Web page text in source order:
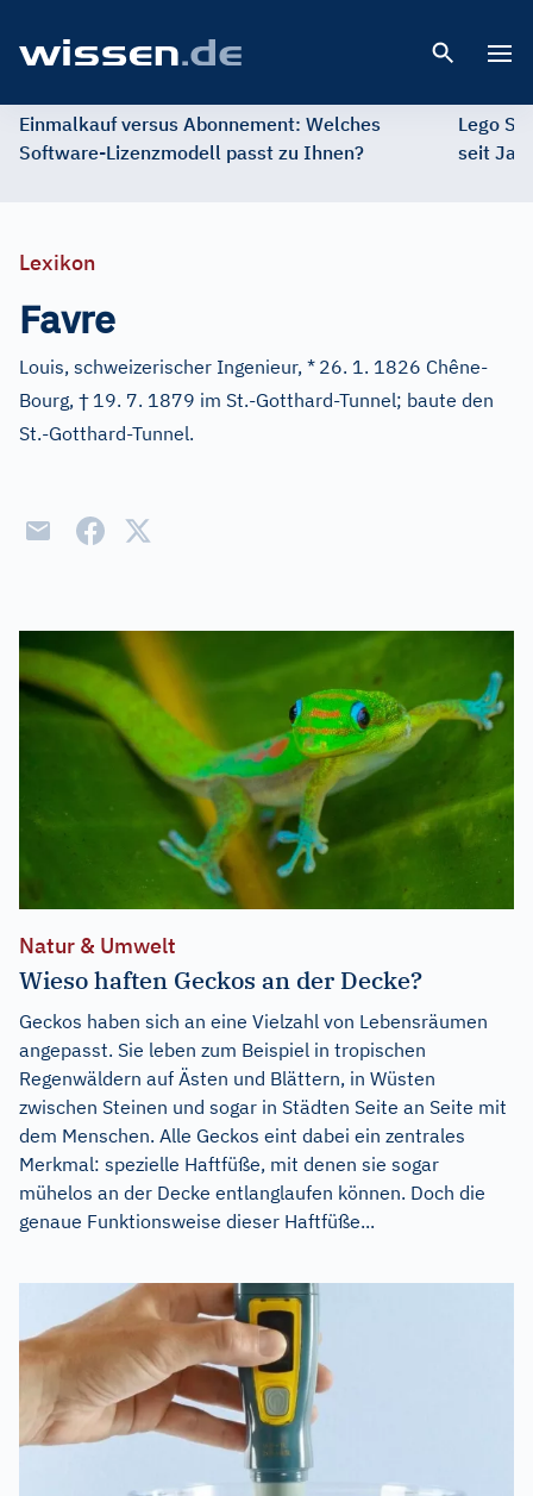
Einmalkauf versus Abonnement: Welches
Software-Lizenzmodell passt zu Ihnen?
Lego
seit
Lexikon
Favre
Louis, schweizerischer Ingenieur, * 26. 1. 1826 Chêne-
Bourg, † 19. 7. 1879 im St.-Gotthard-Tunnel; baute den
St.-Gotthard-Tunnel.
Natur & Umwelt
Wieso haften Geckos an der Decke?
Geckos haben sich an eine Vielzahl von Lebensräumen
angepasst. Sie leben zum Beispiel in tropischen
Regenwäldern auf Ästen und Blättern, in Wüsten
zwischen Steinen und sogar in Städten Seite an Seite mit
dem Menschen. Alle Geckos eint dabei ein zentrales
Merkmal: spezielle Haftfüße, mit denen sie sogar
mühelos an der Decke entlanglaufen können. Doch die
genaue Funktionsweise dieser Haftfüße...